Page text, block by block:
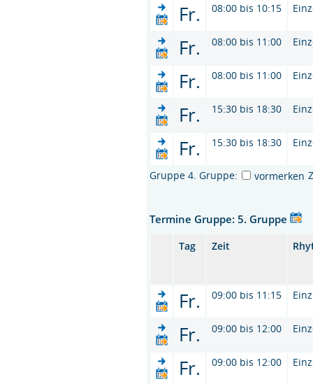
Fr. 08:00 bis 10:15
Fr. 08:00 bis 11:00
Fr. 08:00 bis 11:00
Fr. 15:30 bis 18:30
Fr. 15:30 bis 18:30
Gruppe 4. Gruppe: vormerken
Termine Gruppe: 5. Gruppe
Tag Zeit
Fr. 09:00 bis 11:15
Fr. 09:00 bis 12:00
Fr. 09:00 bis 12:00